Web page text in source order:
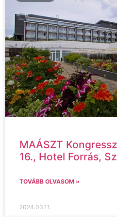
MAÁSZT
16., Hotel Forrás,
TOVÁBB OLVASOM »
2024.03.11.